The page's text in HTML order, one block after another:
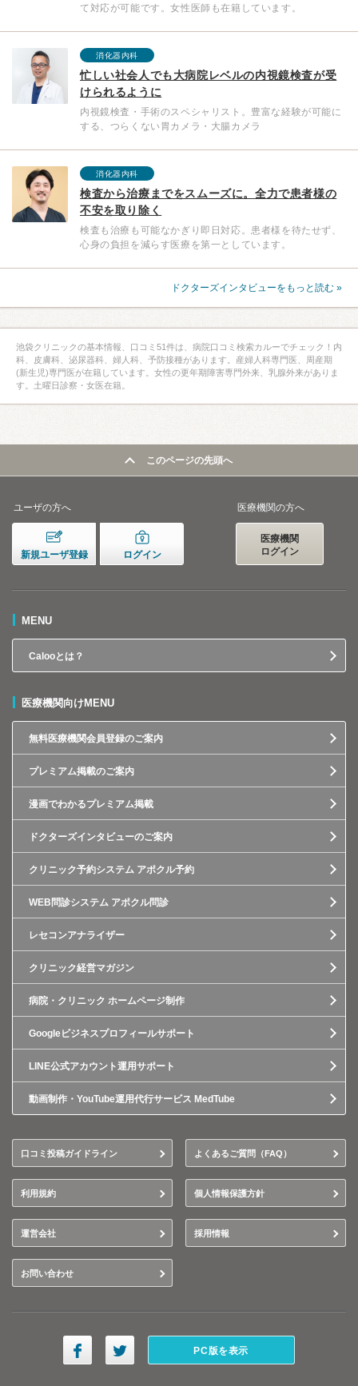
て対応が可能です。女性医師も在籍しています。
消化器内科
忙しい社会人でも大病院レベルの内視鏡検査が受
けられるように
内視鏡検査・手術のスペシャリスト。豊富な経験が可能に
する、つらくない胃カメラ・大腸カメラ
消化器内科
検査から治療までをスムーズに。全力で患者様の
不安を取り除く
検査も治療も可能なかぎり即日対応。患者様を待たせず、
心身の負担を減らす医療を第一としています。
ドクターズインタビューをもっと読む »
池袋クリニックの基本情報、口コミ51件は、病院口コミ検索カルーでチェック！内
科、皮膚科、泌尿器科、婦人科、予防接種があります。産婦人科専門医、周産期
(新生児)専門医が在籍しています。女性の更年期障害専門外来、乳腺外来がありま
す。土曜日診察・女医在籍。
このページの先頭へ
ユーザの方へ
新規ユーザ登録 ログイン
医療機関の方へ
医療機関
ログイン
MENU
Calooとは？
医療機関向けMENU
無料医療機関会員登録のご案内
プレミアム掲載のご案内
漫画でわかるプレミアム掲載
ドクターズインタビューのご案内
クリニック予約システム アポクル予約
WEB問診システム アポクル問診
レセコンアナライザー
クリニック経営マガジン
病院・クリニック ホームページ制作
Googleビジネスプロフィールサポート
LINE公式アカウント運用サポート
動画制作・YouTube運用代行サービス MedTube
口コミ投稿ガイドライン よくあるご質問（FAQ）
利用規約 個人情報保護方針
運営会社 採用情報
お問い合わせ
PC版を表示